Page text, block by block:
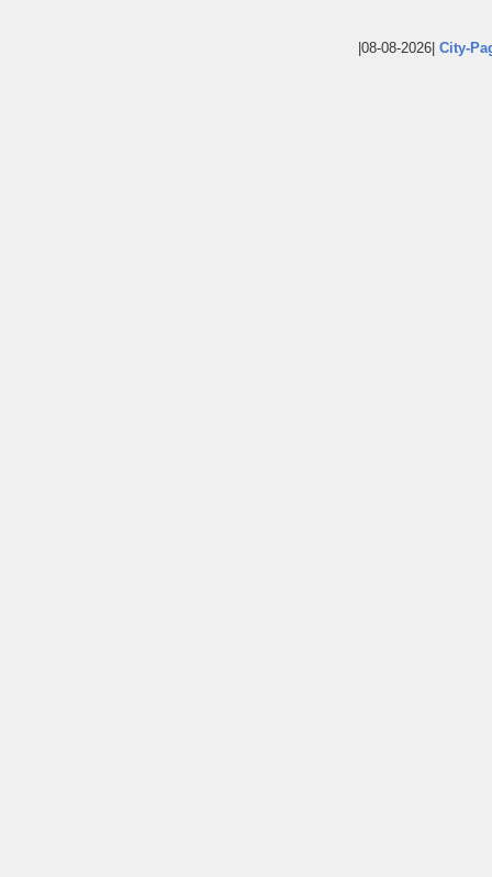
|08-08-2026| City-